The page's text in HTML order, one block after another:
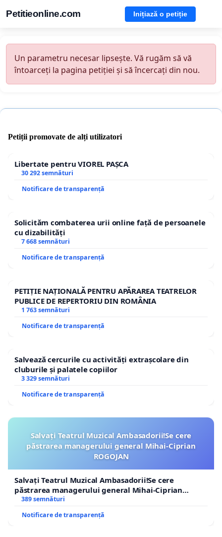
Petitieonline.com Inițiază o petiție
Un parametru necesar lipsește. Vă rugăm să vă
întoarceți la pagina petiției și să încercați din nou.
Petiții promovate de alți utilizatori
Libertate pentru VIOREL PAȘCA
30 292 semnături
Notificare de transparență
Solicităm combaterea urii online față de persoanele
cu dizabilități
7 668 semnături
Notificare de transparență
PETIȚIE NAȚIONALĂ PENTRU APĂRAREA TEATRELOR
PUBLICE DE REPERTORIU DIN ROMÂNIA
1 763 semnături
Notificare de transparență
Salvează cercurile cu activități extrașcolare din
cluburile și palatele copiilor
3 329 semnături
Notificare de transparență
Salvați Teatrul Muzical Ambasadorii!Se cere
păstrarea managerului general Mihai-Ciprian
ROGOJAN
Salvați Teatrul Muzical Ambasadorii!Se cere
păstrarea managerului general Mihai-Ciprian
ROGOJAN
389 semnături
Notificare de transparență